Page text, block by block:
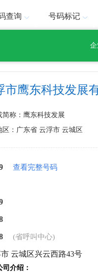
查询 号码标记
市鹰东科技发展
简称：鹰东科技发展
区：广东省 云浮市 云城区
查看完整号码
(省呼叫中心)
云城区兴云西路43号
介绍：